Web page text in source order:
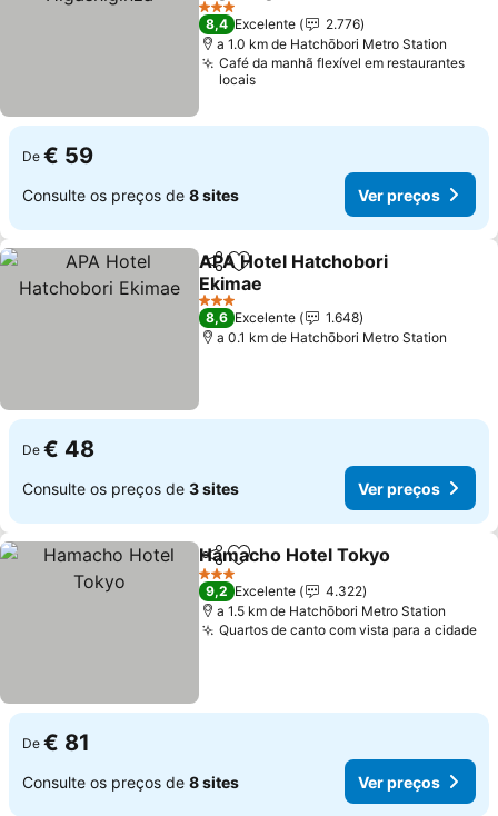
3 Estrelas
8,4 Excelente
2.776
a 1.0 km de Hatchōbori Metro Station
Café da manhã flexível em restaurantes
locais
De € 59
Consulte os preços de 8 sites Ver preços
PartilharAdicionar aos favoritos
APA Hotel Hatchobori
Ekimae
3 Estrelas
8,6 Excelente
1.648
a 0.1 km de Hatchōbori Metro Station
De € 48
Consulte os preços de 3 sites Ver preços
PartilharAdicionar aos favoritos
Hamacho Hotel Tokyo
3 Estrelas
9,2 Excelente
4.322
a 1.5 km de Hatchōbori Metro Station
Quartos de canto com vista para a cidade
De € 81
Consulte os preços de 8 sites Ver preços